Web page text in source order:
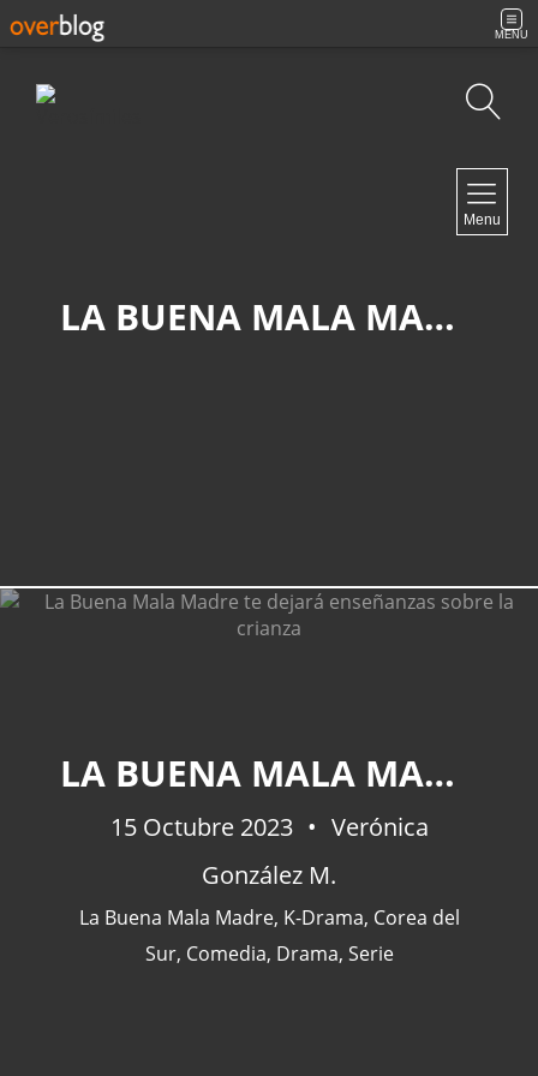
MENU
Menu
LA BUENA MALA MADRE
LA BUENA MALA MADRE TE DEJARÁ ENSEÑANZAS SOBRE LA CRIANZA
15 Octubre 2023
Verónica
González M.
La Buena Mala Madre, K-Drama, Corea del
Sur, Comedia, Drama, Serie
Actualidad(227)
España(77)
Barcelona(47)
Venezuela(43)